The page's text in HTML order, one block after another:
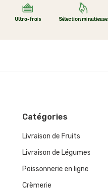
Ultra-frais Sélection minutieuse
Catégories
Livraison de Fruits
Livraison de Légumes
Poissonnerie en ligne
Crèmerie